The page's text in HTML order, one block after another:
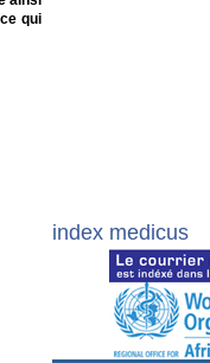
qui
index medicus